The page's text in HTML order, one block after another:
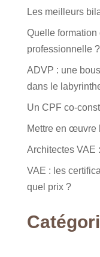
Les meilleurs
Quelle formation
professionnelle ?
ADVP : une
dans le
Un CPF co-
Mettre en œuvre
Architectes VAE
VAE : les
quel prix ?